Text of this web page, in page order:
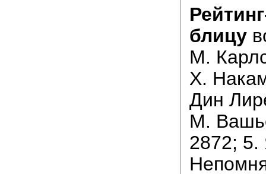
блицу
М.
Х.
Дин
М.
2872; 5.